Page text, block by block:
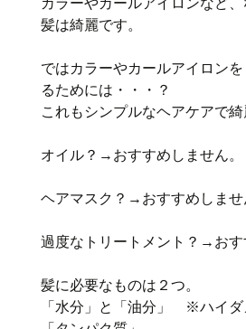
髪は綺麗です。
ではカラーやカールアイロン
るためには・・・？
これもシンプルなヘアケアで綺
オイル？→おすすめしません。
ヘアマスク？→おすすめしませ
過度なトリートメント？→おす
髪に必要なものは２つ。
「水分」と「油分」 ※ハイダ